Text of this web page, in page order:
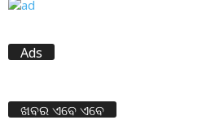
Ads
ଖବର ଏବେ ଏବେ